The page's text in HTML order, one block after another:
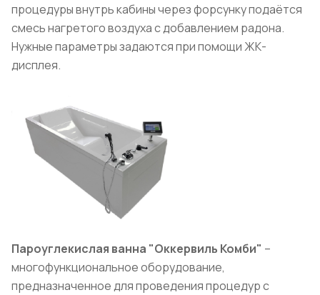
процедуры внутрь кабины через форсунку подаётся
смесь нагретого воздуха с добавлением радона.
Нужные параметры задаются при помощи ЖК-
дисплея.
Пароуглекислая ванна "Оккервиль Комби" –
многофункциональное оборудование,
предназначенное для проведения процедур с